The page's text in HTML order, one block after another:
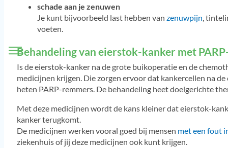
schade aan je zenuwen
Je kunt bijvoorbeeld last hebben van zenuwpijn,
voeten.
Behandeling van eierstok-kanker met
Is de eierstok-kanker na de grote buikoperatie en de
medicijnen krijgen. Die zorgen ervoor dat kankercellen na
heten PARP-remmers. De behandeling heet doelgerichte
Met deze medicijnen wordt de kans kleiner dat eierstok-
kanker terugkomt.
De medicijnen werken vooral goed bij mensen met een fout
ziekenhuis of jij deze medicijnen ook kunt krijgen.